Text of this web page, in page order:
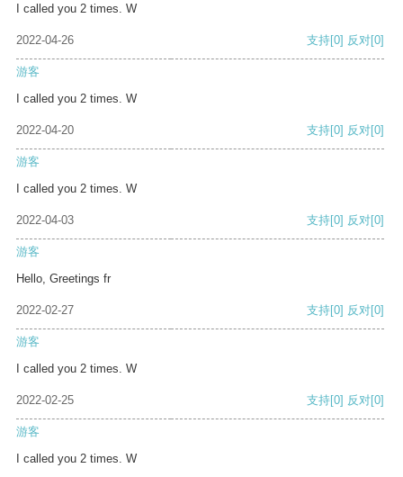
I called you 2 times. W
2022-04-26 支持[0] 反对[0]
游客
I called you 2 times. W
2022-04-20 支持[0] 反对[0]
游客
I called you 2 times. W
2022-04-03 支持[0] 反对[0]
游客
Hello, Greetings fr
2022-02-27 支持[0] 反对[0]
游客
I called you 2 times. W
2022-02-25 支持[0] 反对[0]
游客
I called you 2 times. W